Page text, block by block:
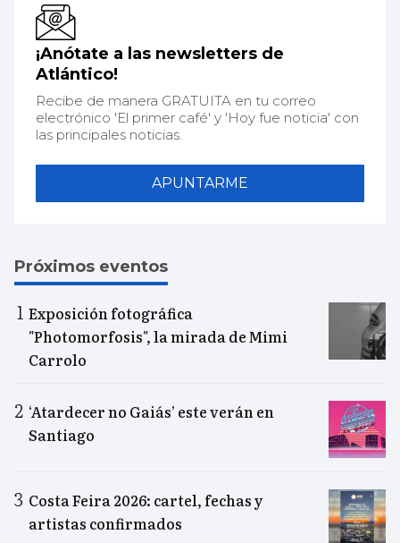
¡Anótate a las newsletters de
Atlántico!
Recibe de manera GRATUITA en tu correo
electrónico 'El primer café' y 'Hoy fue noticia' con
las principales noticias.
APUNTARME
Próximos eventos
Exposición fotográfica
"Photomorfosis", la mirada de Mimi
Carrolo
‘Atardecer no Gaiás’ este verán en
Santiago
Costa Feira 2026: cartel, fechas y
artistas confirmados